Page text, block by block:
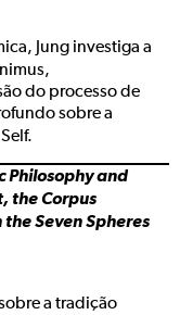
Jung investiga a
do processo de
sobre a
Philosophy and
the Corpus
Seven Spheres
a tradição